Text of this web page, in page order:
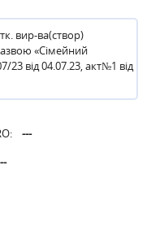
вир-ва(створ)
«Сімейний
23 від 04.07.23, акт№1 від
---